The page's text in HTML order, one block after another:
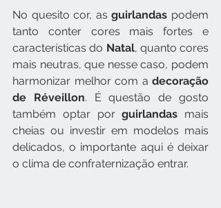
No quesito cor, as guirlandas podem
tanto conter cores mais fortes e
características do Natal, quanto cores
mais neutras, que nesse caso, podem
harmonizar melhor com a decoração
de Réveillon. É questão de gosto
também optar por guirlandas mais
cheias ou investir em modelos mais
delicados, o importante aqui é deixar
o clima de confraternização entrar.